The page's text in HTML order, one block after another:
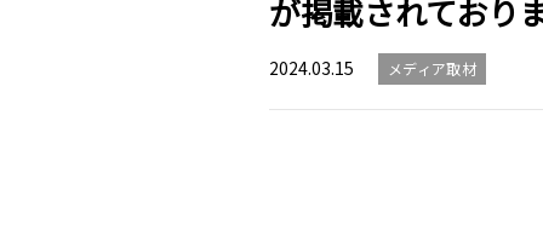
が掲載されており
2024.03.15 メディア取材